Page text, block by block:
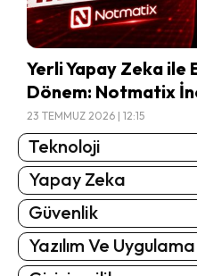
Yerli Yapay Zeka ile
Dönem: Notmatix
23 TEMMUZ 2026 | 12:15
Teknoloji
Yapay Zeka
Güvenlik
Yazılım Ve Uygulama